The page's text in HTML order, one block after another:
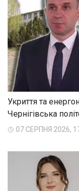
Укриття та
Чернігівська
07 СЕРПНЯ 2026,